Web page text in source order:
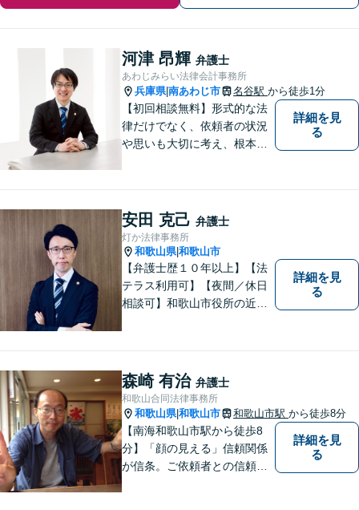
河津 昂輝 弁護士
あわじみらい法律会計事務所
兵庫県|南あわじ市 名谷駅 から徒歩1分
【初回相談無料】形式的な法
律だけでなく、依頼者の状況
や思いも大切に考え、根本的
とりに合ったサポートを心が
けています。【夜間・休日相
談可能】【オンライン出張相
談可】
詳細を見
る
安田 克己 弁護士
灯か法律事務所
和歌山県|和歌山市
【弁護士歴１０年以上】【法
テラス利用可】【夜間／休日
相談可】和歌山市役所の近
す。一人で悩まず、まずはご
相談ください。あなたの灯り
となれるよう誠心誠意努めま
す。
詳細を見
る
森崎 有治 弁護士
和歌山合同法律事務所
和歌山県|和歌山市 和歌山市駅 から徒歩8分
【南海和歌山市駅から徒歩8
分】「顔の見える」信頼関係
が信条。ご依頼者との信頼関
詳細を見
る